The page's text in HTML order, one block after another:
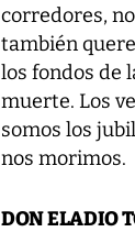
corredores,
también
los fondos de
muerte. Los
somos los
nos morimos.
DON ELADIO